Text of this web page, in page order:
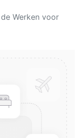
Werken voor